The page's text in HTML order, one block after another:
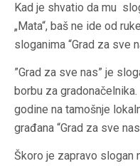
Kad je shvatio da mu
„Mata“, baš ne ide od
sloganima “Grad za sve
”Grad za sve nas” je
borbu za
godine na tamošnje
građana “Grad za sve
Škoro je zapravo slogan